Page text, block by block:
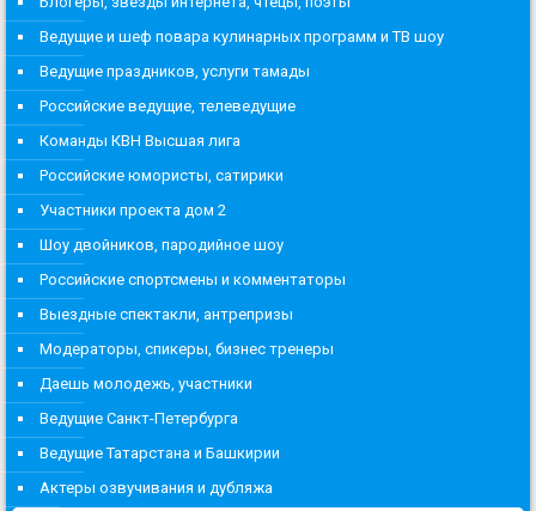
Ведущие и шеф повара кулинарных программ и ТВ шоу
Ведущие праздников, услуги тамады
Российские ведущие, телеведущие
Команды КВН Высшая лига
Российские юмористы, сатирики
Участники проекта дом 2
Шоу двойников, пародийное шоу
Российские спортсмены и комментаторы
Выездные спектакли, антрепризы
Модераторы, спикеры, бизнес тренеры
Даешь молодежь, участники
Ведущие Санкт-Петербурга
Ведущие Татарстана и Башкирии
Актеры озвучивания и дубляжа